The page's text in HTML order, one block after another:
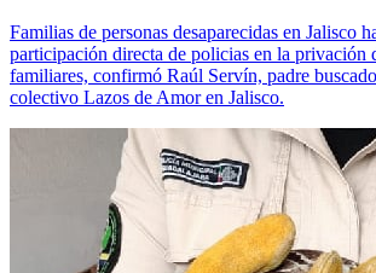
Familias de personas desaparecidas en Jalisco
participación directa de policias en la privación
familiares, confirmó Raúl Servín, padre
colectivo Lazos de Amor en Jalisco.